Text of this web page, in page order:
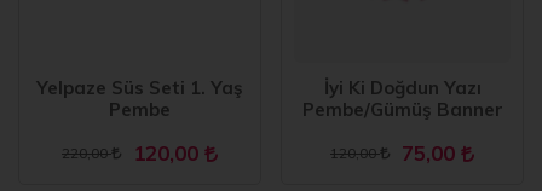
Yelpaze Süs Seti 1. Yaş
Pembe
220,00 120,00
İyi Ki Doğdun Yazı
Pembe/Gümüş Banner
120,00 75,00